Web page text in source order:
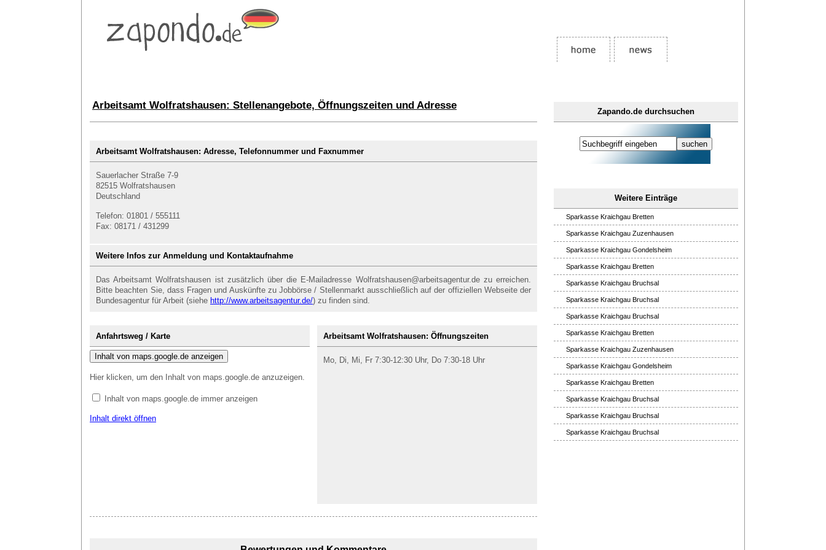
Zapando.de durchsuchen
Weitere Einträge
Sparkasse Kraichgau Bretten
Sparkasse Kraichgau Zuzenhausen
Sparkasse Kraichgau Gondelsheim
Sparkasse Kraichgau Bretten
Sparkasse Kraichgau Bruchsal
Sparkasse Kraichgau Bruchsal
Sparkasse Kraichgau Bruchsal
Sparkasse Kraichgau Bretten
Sparkasse Kraichgau Zuzenhausen
Sparkasse Kraichgau Gondelsheim
Sparkasse Kraichgau Bretten
Sparkasse Kraichgau Bruchsal
Sparkasse Kraichgau Bruchsal
Sparkasse Kraichgau Bruchsal
Arbeitsamt Wolfratshausen: Stellenangebote, Öffnungszeiten und Adresse
Arbeitsamt Wolfratshausen: Adresse, Telefonnummer und Faxnummer
Sauerlacher Straße 7-9
82515 Wolfratshausen
Deutschland
Telefon: 01801 / 555111
Fax: 08171 / 431299
Weitere Infos zur Anmeldung und Kontaktaufnahme
Das Arbeitsamt Wolfratshausen ist zusätzlich über die E-Mailadresse Wolfratshausen@arbeitsagentur.de zu erreichen.
Bitte beachten Sie, dass Fragen und Auskünfte zu Jobbörse / Stellenmarkt ausschließlich auf der offiziellen Webseite der
Bundesagentur für Arbeit (siehe http://www.arbeitsagentur.de/) zu finden sind.
Anfahrtsweg / Karte
Inhalt von maps.google.de anzeigen
Hier klicken, um den Inhalt von maps.google.de anzuzeigen.
Inhalt von maps.google.de immer anzeigen
Inhalt direkt öffnen
Arbeitsamt Wolfratshausen: Öffnungszeiten
Mo, Di, Mi, Fr 7:30-12:30 Uhr, Do 7:30-18 Uhr